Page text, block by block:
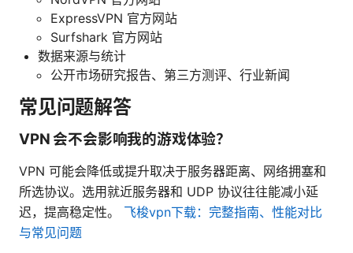
ExpressVPN 官方网站
Surfshark 官方网站
数据来源与统计
公开市场研究报告、第三方测评、行业新闻
常见问题解答
VPN 会不会影响我的游戏体验？
VPN 可能会降低或提升取决于服务器距离、网络拥塞和
所选协议。选用就近服务器和 UDP 协议往往能减小延
迟，提高稳定性。 飞梭vpn下载：完整指南、性能对比
与常见问题